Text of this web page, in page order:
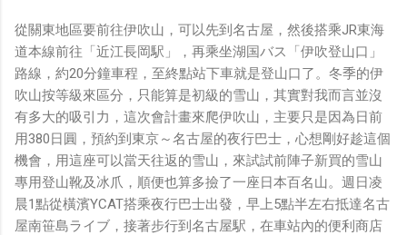
級傳完，從眼鏡端將媒體串流到手機端更是不用說的順暢，
而且當時我們的媒體串流還是以未經編碼的方式傳透過
Socket 直接傳輸的（這表示傳輸時所需的頻寬會更大，功
耗據說也較大）。 後來因為 ...
從關東地區要前往伊吹山，可以先到名古屋，然後搭乘JR東海
道本線前往「近江長岡駅」，再乘坐湖国バス「伊吹登山口」
路線，約20分鐘車程，至終點站下車就是登山口了。冬季的伊
吹山按等級來區分，只能算是初級的雪山，其實對我而言並沒
有多大的吸引力，這次會計畫來爬伊吹山，主要只是因為日前
用380日圓，預約到東京～名古屋的夜行巴士，心想剛好趁這個
機會，用這座可以當天往返的雪山，來試試前陣子新買的雪山
專用登山靴及冰爪，順便也算多撿了一座日本百名山。週日凌
晨1點從橫濱YCAT搭乘夜行巴士出發，早上5點半左右抵達名古
屋南笹島ライブ，接著步行到名古屋駅，在車站內的便利商店